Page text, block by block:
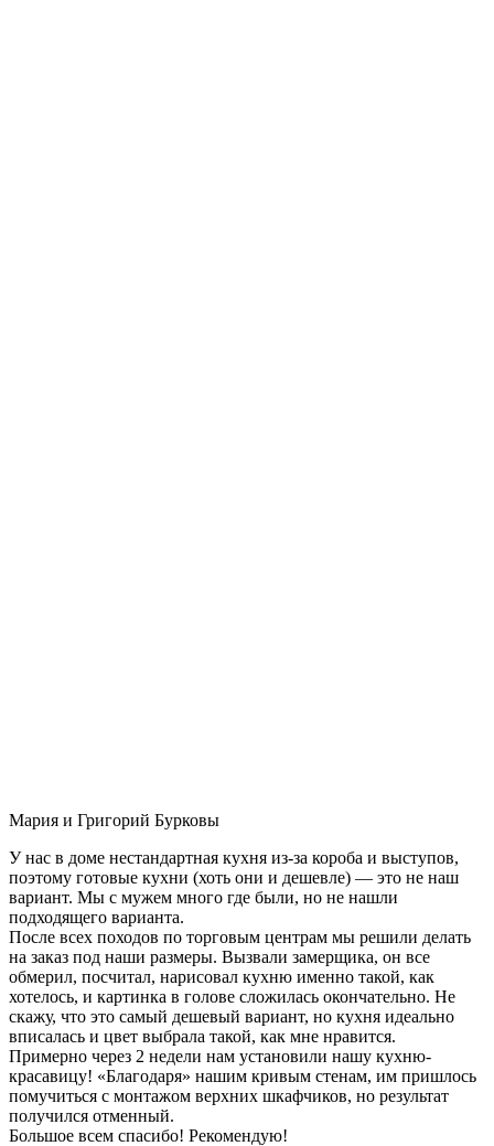
Мария и Григорий Бурковы
У нас в доме нестандартная кухня из-за короба и выступов,
поэтому готовые кухни (хоть они и дешевле) — это не наш
вариант. Мы с мужем много где были, но не нашли
подходящего варианта.
После всех походов по торговым центрам мы решили делать
на заказ под наши размеры. Вызвали замерщика, он все
обмерил, посчитал, нарисовал кухню именно такой, как
хотелось, и картинка в голове сложилась окончательно. Не
скажу, что это самый дешевый вариант, но кухня идеально
вписалась и цвет выбрала такой, как мне нравится.
Примерно через 2 недели нам установили нашу кухню-
красавицу! «Благодаря» нашим кривым стенам, им пришлось
помучиться с монтажом верхних шкафчиков, но результат
получился отменный.
Большое всем спасибо! Рекомендую!